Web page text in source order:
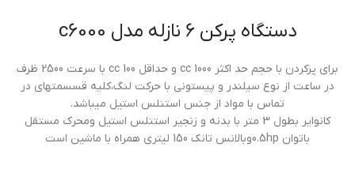
دستگاه پركن 6 نازله مدل c6000
براي پركردن با حجم حد اكثر cc 1000 و حداقل cc 100 با سرعت 2500 ظرف
در ساعت از نوع سيلندر و پيستوني با حرکت لنگ،كليه قسسمتهاي در
تماس با مواد از جنس استنلس استيل ميباشد.
كانواير بطول 3 متر با بدنه و زنجير استنلس استيل ومحرك مستقل
باتوان 0.5hpوبالانس تانك 150 ليتري همراه با ماشين است